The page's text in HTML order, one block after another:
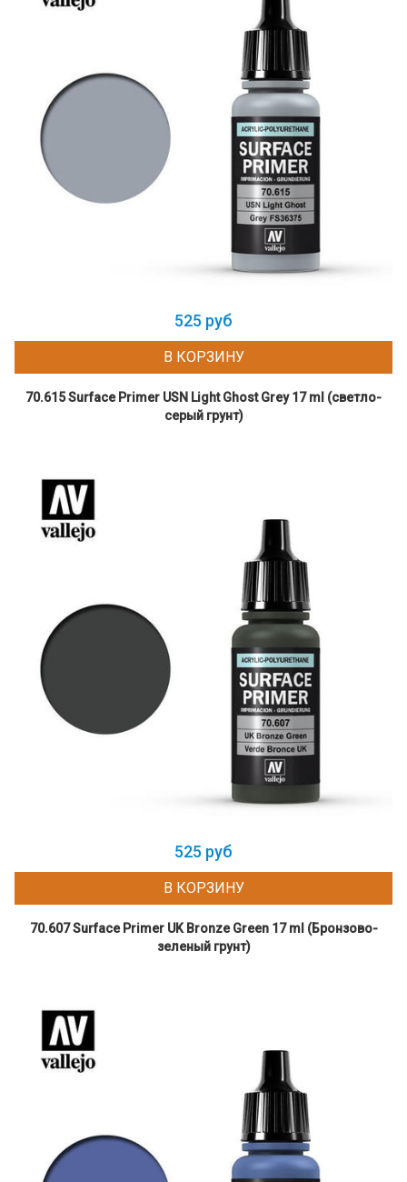
525 руб
В КОРЗИНУ
70.615 Surface Primer USN Light Ghost Grey 17 ml (светло-
серый грунт)
525 руб
В КОРЗИНУ
70.607 Surface Primer UK Bronze Green 17 ml (Бронзово-
зеленый грунт)